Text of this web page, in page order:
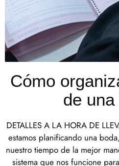
Cómo
de
DETALLES A LA HORA DE
estamos planificando una
nuestro tiempo de la mejor
sistema que nos funcione